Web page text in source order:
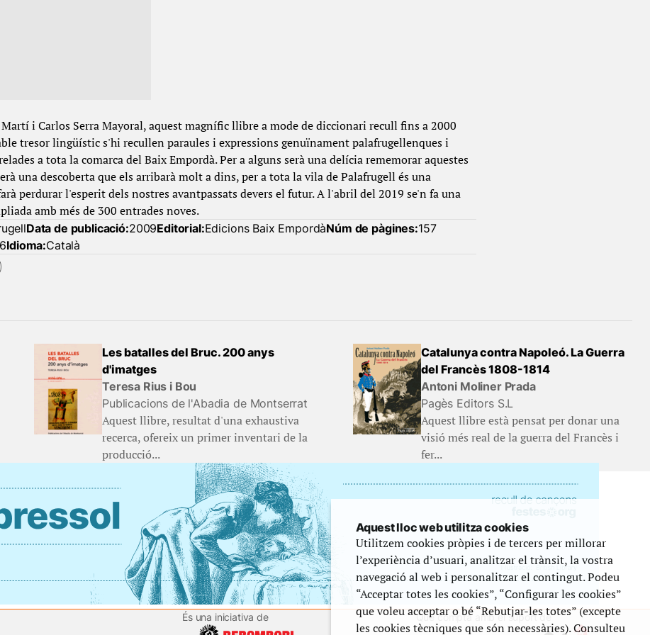
i Carlos Serra Mayoral, aquest magnífic llibre a mode de diccionari recull fins a 2000
tresor lingüístic s'hi recullen paraules i expressions genuïnament palafrugellenques i
a tota la comarca del Baix Empordà. Per a alguns serà una delícia rememorar aquestes
una descoberta que els arribarà molt a dins, per a tota la vila de Palafrugell és una
perdurar l'esperit dels nostres avantpassats devers el futur. A l'abril del 2019 se'n fa una
amb més de 300 entrades noves.
Data de publicació:2009Editorial:Edicions Baix EmpordàNúm de pàgines:157
Idioma:Català
Les batalles del Bruc. 200 anys
d'imatges
Teresa Rius i Bou
Publicacions de l'Abadia de Montserrat
Aquest llibre, resultat d'una exhaustiva
recerca, ofereix un primer inventari de la
producció...
Catalunya contra Napoleó. La Guerra
del Francès 1808-1814
Antoni Moliner Prada
Pagès Editors S.L
Aquest llibre està pensat per donar una
visió més real de la guerra del Francès i
fer...
És una iniciativa de Que compta amb el suport de
Aquest lloc web utilitza cookies
Utilitzem cookies pròpies i de tercers per millorar
l’experiència d’usuari, analitzar el trànsit, la vostra
navegació al web i personalitzar el contingut. Podeu
“Acceptar totes les cookies”, “Configurar les cookies”
que voleu acceptar o bé “Rebutjar-les totes” (excepte
les cookies tècniques que són necessàries). Consulteu